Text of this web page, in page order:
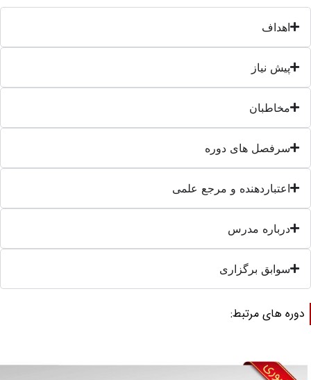
اهداف
پیش نیاز
مخاطبان
سرفصل های دوره
اعتباردهنده و مرجع علمی
درباره مدرس
سوابق برگزاری
های مرتبط: